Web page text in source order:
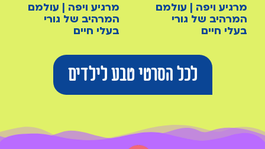
מרגיע ויפה | עולמם
המרהיב של גורי
בעלי חיים
מרגיע ויפה | עולמם
המרהיב של גורי
בעלי חיים
לכל הסרטי טבע לילדים